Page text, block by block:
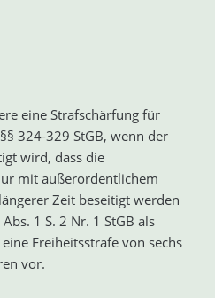
eine Strafschärfung für
324-329 StGB, wenn der
wird, dass die
mit außerordentlichem
Zeit beseitigt werden
1 S. 2 Nr. 1 StGB als
Freiheitsstrafe von sechs
vor.